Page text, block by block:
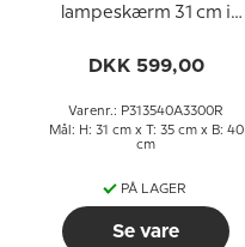
lampeskærm 31 cm i
DKK 599,00
Varenr.: P313540A3300R
Mål: H: 31 cm x T: 35 cm x B: 40
cm
PÅ LAGER
Se vare